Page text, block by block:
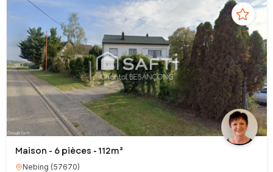
Maison - 6 pièces - 112m²
Nebing (57670)